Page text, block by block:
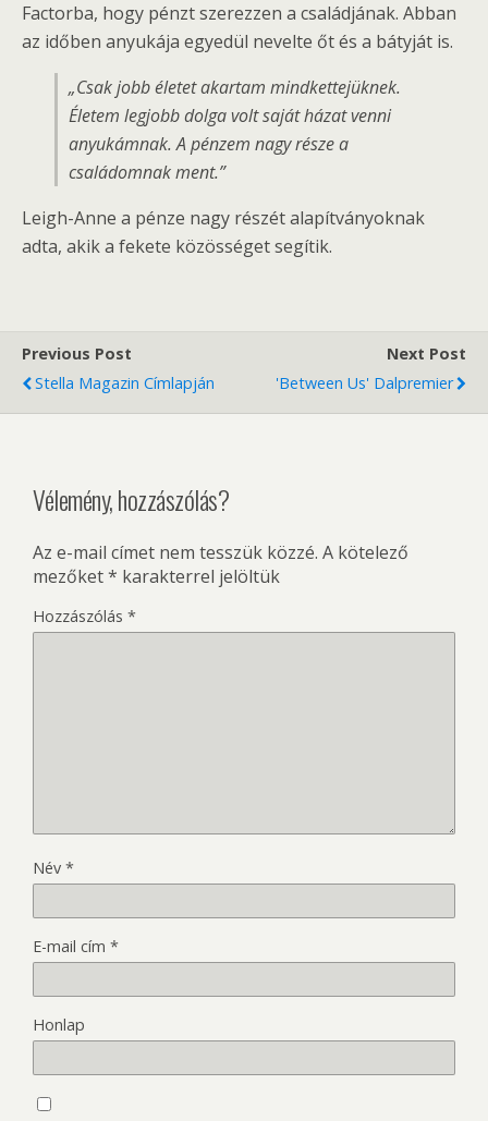
Factorba, hogy pénzt szerezzen a családjának. Abban
az időben anyukája egyedül nevelte őt és a bátyját is.
„Csak jobb életet akartam mindkettejüknek.
Életem legjobb dolga volt saját házat venni
anyukámnak. A pénzem nagy része a
családomnak ment.”
Leigh-Anne a pénze nagy részét alapítványoknak
adta, akik a fekete közösséget segítik.
Previous Post
Stella Magazin Címlapján
Next Post
'Between Us' Dalpremier
Vélemény, hozzászólás?
Az e-mail címet nem tesszük közzé. A kötelező
mezőket* karakterrel jelöltük
Hozzászólás *
Név *
E-mail cím *
Honlap